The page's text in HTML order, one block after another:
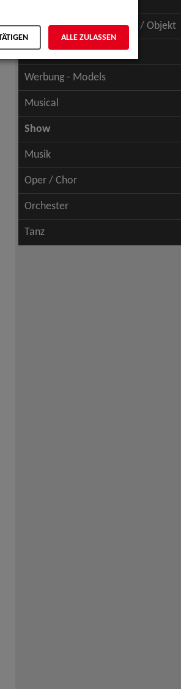
Schauspiel - Figur / Puppe / Objekt
Werbung - Talents
Werbung - Models
Musical
Show
Musik
Oper / Chor
Orchester
Tanz
ALLE ZULASSEN